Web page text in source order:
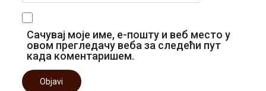
Сачувај моје име, е-пошту и веб место у
овом прегледачу веба за следећи пут
када коментаришем.